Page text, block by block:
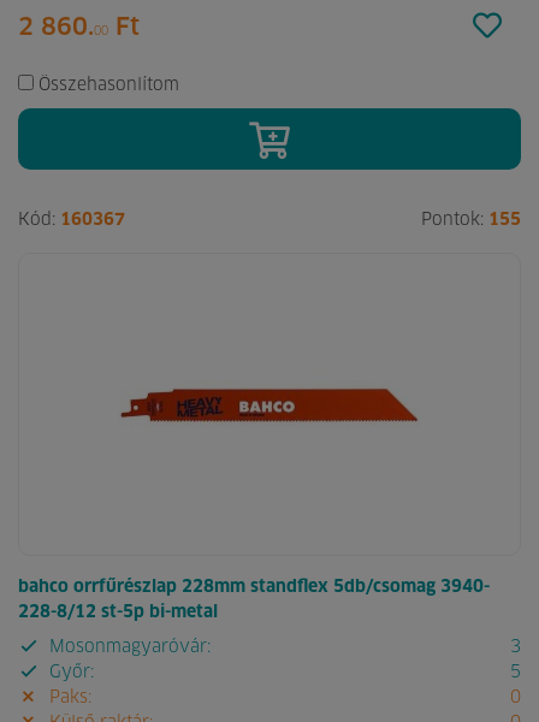
2 860.00 Ft
Összehasonlítom
Kód: 160367 Pontok: 155
bahco orrfűrészlap 228mm standflex 5db/csomag 3940-
228-8/12 st-5p bi-metal
Mosonmagyaróvár:
3
Győr:
5
Paks:
0